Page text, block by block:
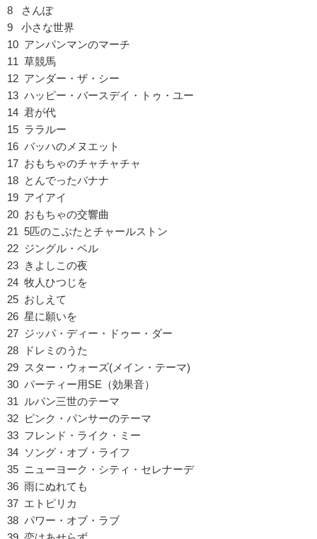
8 さんぽ
9 小さな世界
10 アンパンマンのマーチ
11 草競馬
12 アンダー・ザ・シー
13 ハッピー・バースデイ・トゥ・ユー
14 君が代
15 ララルー
16 バッハのメヌエット
17 おもちゃのチャチャチャ
18 とんでったバナナ
19 アイアイ
20 おもちゃの交響曲
21 5匹のこぶたとチャールストン
22 ジングル・ベル
23 きよしこの夜
24 牧人ひつじを
25 おしえて
26 星に願いを
27 ジッパ・ディー・ドゥー・ダー
28 ドレミのうた
29 スター・ウォーズ(メイン・テーマ)
30 パーティー用SE（効果音）
31 ルパン三世のテーマ
32 ピンク・パンサーのテーマ
33 フレンド・ライク・ミー
34 ソング・オブ・ライフ
35 ニューヨーク・シティ・セレナーデ
36 雨にぬれても
37 エトピリカ
38 パワー・オブ・ラブ